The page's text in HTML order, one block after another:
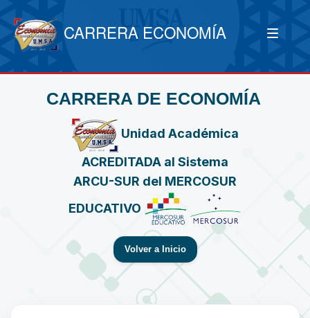
CARRERA ECONOMÍA
CARRERA DE ECONOMÍA
Unidad Académica
ACREDITADA al Sistema
ARCU-SUR del MERCOSUR
EDUCATIVO
Volver a Inicio